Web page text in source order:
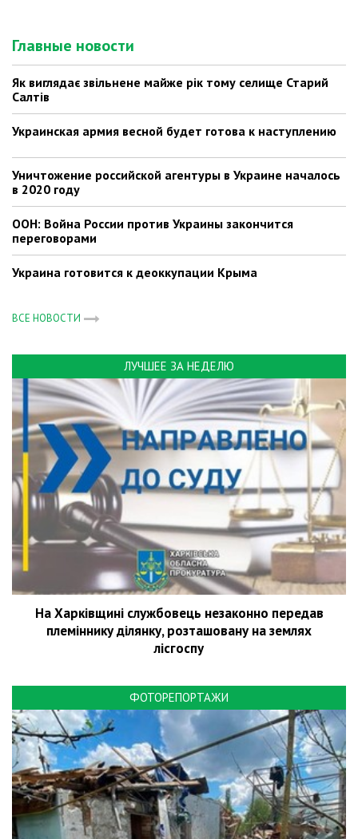
Главные новости
Як виглядає звільнене майже рік тому селище Старий
Салтів
Украинская армия весной будет готова к наступлению
Уничтожение российской агентуры в Украине началось
в 2020 году
ООН: Война России против Украины закончится
переговорами
Украина готовится к деоккупации Крыма
ВСЕ НОВОСТИ
ЛУЧШЕЕ ЗА НЕДЕЛЮ
На Харківщині службовець незаконно передав
племіннику ділянку, розташовану на землях
лісгоспу
ФОТОРЕПОРТАЖИ